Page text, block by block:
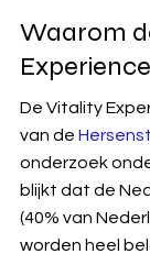
Waarom
De Vitality
van de
onderzoek
blijkt dat de
(40% van
worden heel